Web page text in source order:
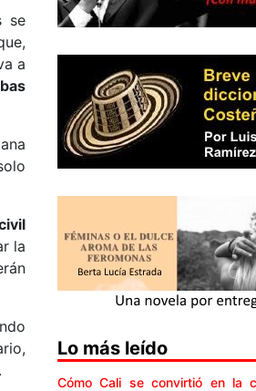
se
a
la
Lo más leído
Cómo Cali se convirtió en la